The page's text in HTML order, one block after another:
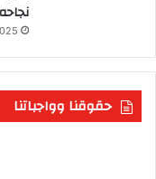
حقوقنا وواجباتنا